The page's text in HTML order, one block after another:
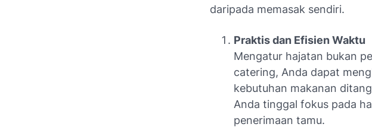
daripada memasak sendiri.
Praktis dan Efisien Waktu
Mengatur hajatan bukan
catering, Anda dapat
kebutuhan makanan
Anda tinggal fokus pada
penerimaan tamu.